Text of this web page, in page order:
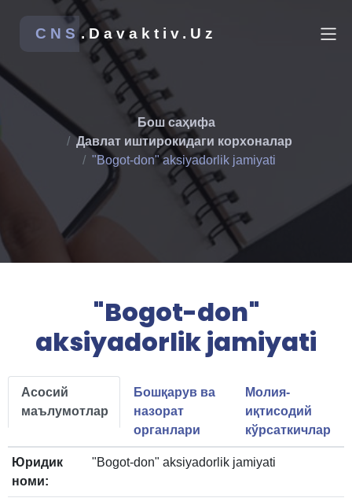
CNS.Davaktiv.Uz
Бош саҳифа
Давлат иштирокидаги корхоналар
"Bogot-don" aksiyadorlik jamiyati
"Bogot-don"
aksiyadorlik jamiyati
Асосий
маълумотлар
Бошқарув ва
назорат
органлари
Молия-
иқтисодий
кўрсаткичлар
Юридик
номи:
"Bogot-don" aksiyadorlik jamiyati